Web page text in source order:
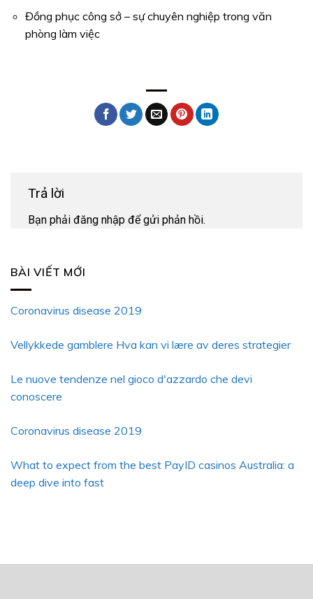
BÀI VIẾT MỚI
Coronavirus disease 2019
Vellykkede gamblere Hva kan vi lære av deres strategier
Le nuove tendenze nel gioco d'azzardo che devi
conoscere
Coronavirus disease 2019
What to expect from the best PayID casinos Australia: a
deep dive into fast
Đồng phục công sở – sự chuyên nghiệp trong văn
phòng làm việc
Trả lời
Bạn phải đăng nhập để gửi phản hồi.